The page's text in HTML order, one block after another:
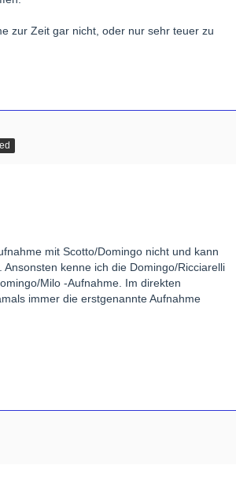
zur Zeit gar nicht, oder nur sehr teuer zu
mit Scotto/Domingo nicht und kann
Ansonsten kenne ich die Domingo/Ricciarelli
Milo -Aufnahme. Im direkten
immer die erstgenannte Aufnahme